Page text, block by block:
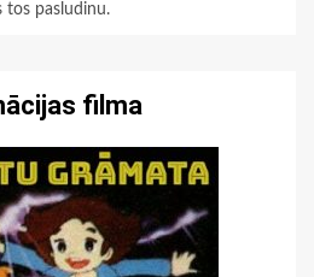
tos pasludinu.
filma